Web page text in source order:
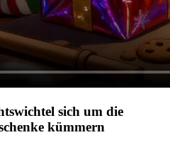
sich um die
kümmern